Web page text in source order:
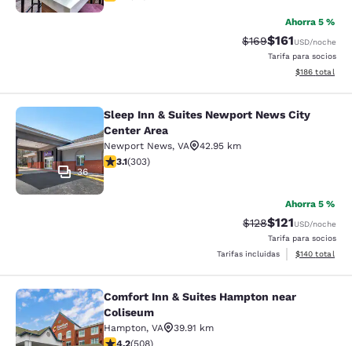
Ahorra 5 %
Precio tachado:
$169Precio con
$161USD/noche
Tarifa para socios
Ver detalles
$186 total
Sleep Inn & Suites Newport News
36
Sleep Inn & Suites Newport News City
Center Area
Newport News, VA
42.95 km
calificación de 3.08 estrellas. Feria. 303 reseñas
3.1(303)
Ahorra 5 %
Precio tachado:
$128Precio con
$121USD/noche
Tarifa para socios
Tarifas incluidas
Ver detalles
$140 total
Comfort Inn & Suites Hampton near
Comfort Inn & Suites Hampton near
Coliseum
Hampton, VA
39.91 km
calificación de 4.18 estrellas. Muy bueno. 508 reseñas
4.2(508)